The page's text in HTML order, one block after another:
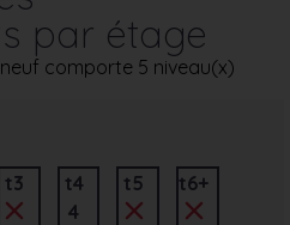
par étage
comporte 5 niveau(x)
t3
t4
4
t5 t6+